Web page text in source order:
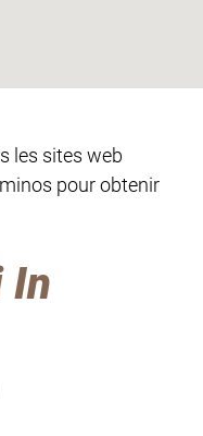
les sites web
pour obtenir
In